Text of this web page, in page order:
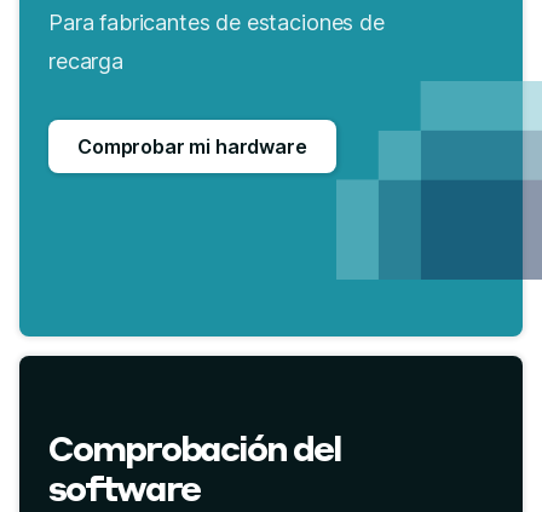
Para fabricantes de estaciones de
recarga
Comprobar mi hardware
Comprobación del
software